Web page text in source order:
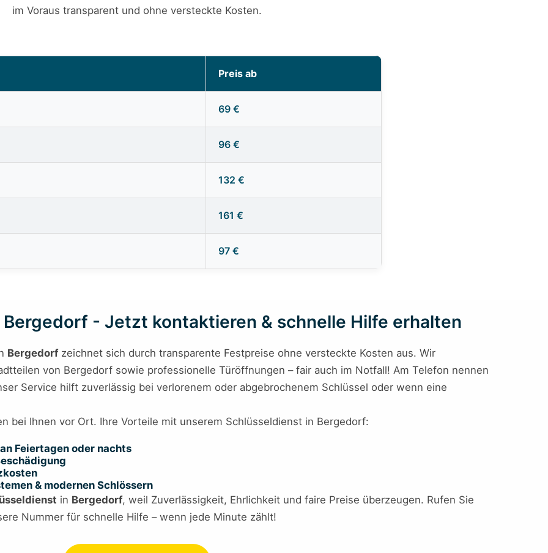
im Voraus transparent und ohne versteckte Kosten.
Preis ab
69 €
96 €
132 €
161 €
97 €
- Jetzt kontaktieren & schnelle Hilfe erhalten
Bergedorfzeichnet sich durch transparente Festpreise ohne versteckte Kosten aus. Wir
von Bergedorf sowie professionelle Türöffnungen – fair auch im Notfall! Am Telefon nennen
Service hilft zuverlässig bei verlorenem oder abgebrochenem Schlüssel oder wenn eine
bei Ihnen vor Ort. Ihre Vorteile mit unserem Schlüsseldienst in Bergedorf:
Feiertagen oder nachts
& modernen Schlössern
in Bergedorf, weil Zuverlässigkeit, Ehrlichkeit und faire Preise überzeugen. Rufen Sie
Nummer für schnelle Hilfe – wenn jede Minute zählt!